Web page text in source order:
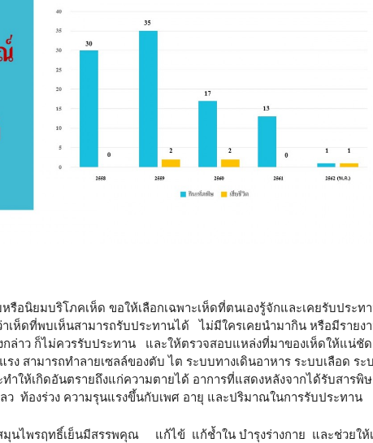
อนิยมบริโภคเห็ด ขอให้เลือกเฉพาะเห็ดที่ตนเองรู้จักและเคยรับประท
ห็ดที่พบเห็นสามารถรับประทานได้ ไม่มีใครเคยนำมากิน หรือมีรายง
กล่าว ก็ไม่ควรรับประทาน และให้ตรวจสอบแหล่งที่มาของเห็ดให้แน่ชัด
ง สามารถทําลายเซลล์ของตับ ไต ระบบทางเดินอาหาร ระบบเลือด ระ
ำให้เกิดอันตรายถึงแก่ความตายได้ อาการที่แสดงหลังจากได้รับสารพิ
ว ท้องร่วง ความรุนแรงขึ้นกับเพศ อายุ และปริมาณในการรับประทาน
มุนไพรฤทธิ์เย็นมีสรรพคุณ แก้ไข้ แก้ช้ำใน บำรุงร่างกาย และช่วยให้